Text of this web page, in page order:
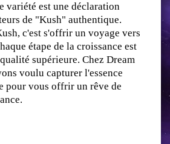
variété est une déclaration
de "Kush" authentique.
c'est s'offrir un voyage vers
étape de la croissance est
supérieure. Chez Dream
voulu capturer l'essence
pour vous offrir un rêve de